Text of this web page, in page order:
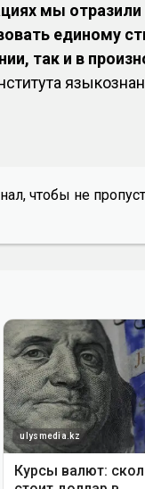
мы
единому
так и в
чтобы не